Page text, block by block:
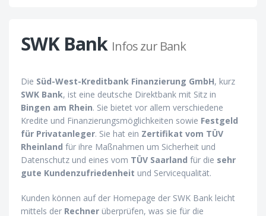
SWK Bank Infos zur Bank
Die Süd-West-Kreditbank Finanzierung GmbH, kurz
SWK Bank, ist eine deutsche Direktbank mit Sitz in
Bingen am Rhein. Sie bietet vor allem verschiedene
Kredite und Finanzierungsmöglichkeiten sowie Festgeld
für Privatanleger. Sie hat ein Zertifikat vom TÜV
Rheinland für ihre Maßnahmen um Sicherheit und
Datenschutz und eines vom TÜV Saarland für die sehr
gute Kundenzufriedenheit und Servicequalität.
Kunden können auf der Homepage der SWK Bank leicht
mittels der Rechner überprüfen, was sie für die